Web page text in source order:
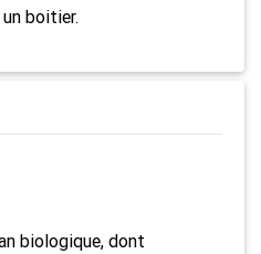
boitier.
biologique, dont